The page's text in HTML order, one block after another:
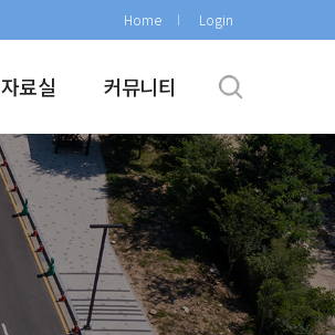
Home Login
자료실 커뮤니티